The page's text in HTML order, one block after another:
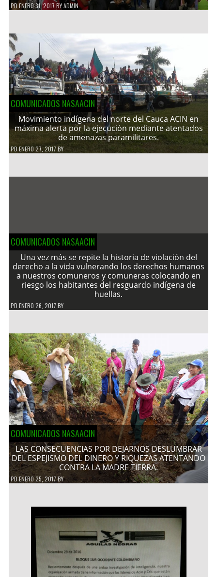
PDENERO 31, 2017 BYADMIN
COMUNICADOS NASAACIN
Movimiento indígena del norte del Cauca ACIN en
máxima alerta por la ejecución mediante atentados
de amenazas paramilitares.
PDENERO 27, 2017 BY
COMUNICADOS NASAACIN
Una vez más se repite la historia de violación del
derecho a la vida vulnerando los derechos humanos
a nuestros comuneros y comuneras colocando en
riesgo los habitantes del resguardo indígena de
huellas.
PD ENERO 26, 2017 BY
COMUNICADOS NASAACIN
LAS CONSECUENCIAS POR DEJARNOS DESLUMBRAR
DEL ESPEJISMO DEL DINERO Y RIQUEZAS ATENTANDO
CONTRA LA MADRE TIERRA.
PDENERO 25, 2017BY